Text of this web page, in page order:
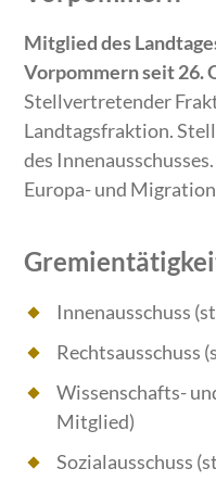
Mitglied des
Vorpommern seit 26.
Stellvertretender
Landtagsfraktion.
des
Europa- und
Innenausschuss
Rechtsausschuss
Wissenschafts-
Mitglied)
Sozialausschuss